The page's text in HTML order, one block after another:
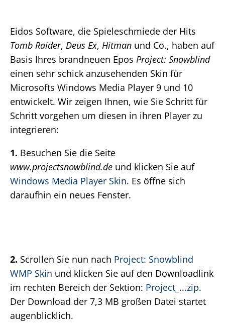
Eidos Software, die Spieleschmiede der Hits
Tomb Raider, Deus Ex, Hitman und Co., haben auf
Basis Ihres brandneuen Epos Project: Snowblind
einen sehr schick anzusehenden Skin für
Microsofts Windows Media Player 9 und 10
entwickelt. Wir zeigen Ihnen, wie Sie Schritt für
Schritt vorgehen um diesen in ihren Player zu
integrieren:
1. Besuchen Sie die Seite
www.projectsnowblind.de und klicken Sie auf
Windows Media Player Skin. Es öffne sich
daraufhin ein neues Fenster.
2. Scrollen Sie nun nach Project: Snowblind
WMP Skin und klicken Sie auf den Downloadlink
im rechten Bereich der Sektion: Project_...zip.
Der Download der 7,3 MB großen Datei startet
augenblicklich.